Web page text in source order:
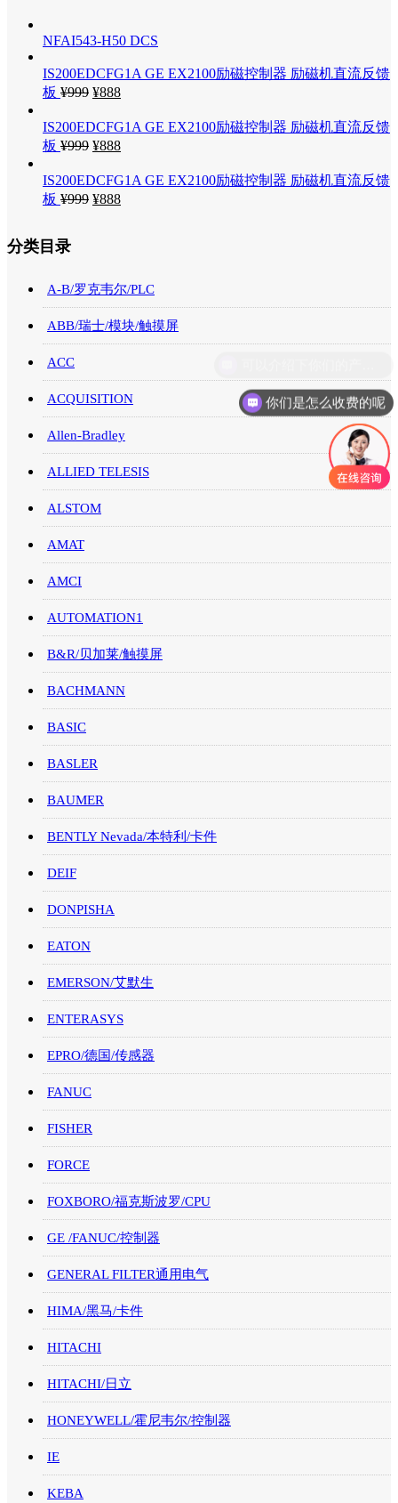
NFAI543-H50 DCS
IS200EDCFG1A GE EX2100励磁控制器 励磁机直流反馈
板 ¥999 ¥888
IS200EDCFG1A GE EX2100励磁控制器 励磁机直流反馈
板 ¥999 ¥888
IS200EDCFG1A GE EX2100励磁控制器 励磁机直流反馈
板 ¥999 ¥888
分类目录
A-B/罗克韦尔/PLC
ABB/瑞士/模块/触摸屏
ACC
ACQUISITION
Allen-Bradley
ALLIED TELESIS
ALSTOM
AMAT
AMCI
AUTOMATION1
B&R/贝加莱/触摸屏
BACHMANN
BASIC
BASLER
BAUMER
BENTLY Nevada/本特利/卡件
DEIF
DONPISHA
EATON
EMERSON/艾默生
ENTERASYS
EPRO/德国/传感器
FANUC
FISHER
FORCE
FOXBORO/福克斯波罗/CPU
GE /FANUC/控制器
GENERAL FILTER通用电气
HIMA/黑马/卡件
HITACHI
HITACHI/日立
HONEYWELL/霍尼韦尔/控制器
IE
KEBA
你们是怎么收费的呢